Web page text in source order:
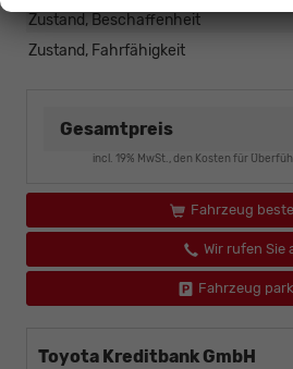
Zustand, Beschaffenheit
Zustand, Fahrfähigkeit
Gesamtpreis
incl. 19% MwSt., den Kosten für
Fahrzeug
Wir rufen Sie
Fahrzeug
Toyota Kreditbank GmbH